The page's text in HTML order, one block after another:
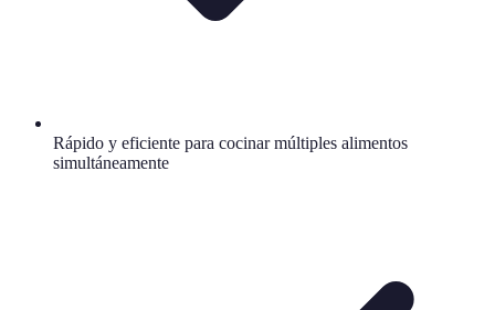
Rápido y eficiente para cocinar múltiples alimentos
simultáneamente